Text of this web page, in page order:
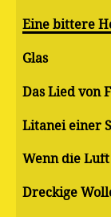
Eine bittere
Glas
Das Lied von
Litanei einer
Wenn die
Dreckige